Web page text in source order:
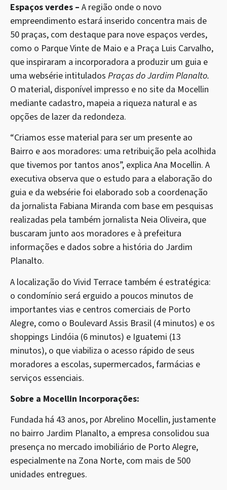
Espaços verdes – A região onde o novo
empreendimento estará inserido concentra mais de
50 praças, com destaque para nove espaços verdes,
como o Parque Vinte de Maio e a Praça Luis Carvalho,
que inspiraram a incorporadora a produzir um guia e
uma websérie intitulados Praças do Jardim Planalto.
O material, disponível impresso e no site da Mocellin
mediante cadastro, mapeia a riqueza natural e as
opções de lazer da redondeza.
“Criamos esse material para ser um presente ao
Bairro e aos moradores: uma retribuição pela acolhida
que tivemos por tantos anos”, explica Ana Mocellin. A
executiva observa que o estudo para a elaboração do
guia e da websérie foi elaborado sob a coordenação
da jornalista Fabiana Miranda com base em pesquisas
realizadas pela também jornalista Neia Oliveira, que
buscaram junto aos moradores e à prefeitura
informações e dados sobre a história do Jardim
Planalto.
A localização do Vivid Terrace também é estratégica:
o condomínio será erguido a poucos minutos de
importantes vias e centros comerciais de Porto
Alegre, como o Boulevard Assis Brasil (4 minutos) e os
shoppings Lindóia (6 minutos) e Iguatemi (13
minutos), o que viabiliza o acesso rápido de seus
moradores a escolas, supermercados, farmácias e
serviços essenciais.
Sobre a Mocellin Incorporações:
Fundada há 43 anos, por Abrelino Mocellin, justamente
no bairro Jardim Planalto, a empresa consolidou sua
presença no mercado imobiliário de Porto Alegre,
especialmente na Zona Norte, com mais de 500
unidades entregues.